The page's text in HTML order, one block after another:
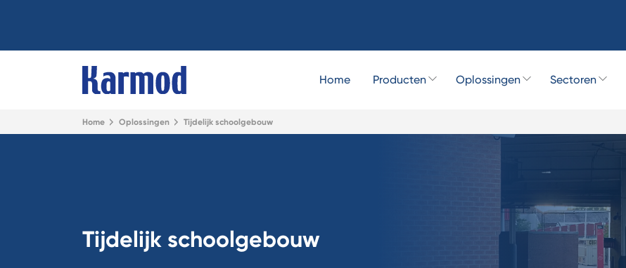
Home Producten Oplossingen Sectoren
Home Oplossingen Tijdelijk schoolgebouw
Tijdelijk schoolgebouw